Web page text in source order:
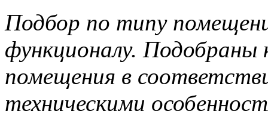
Подбор по типу
функционалу. Подобраны
помещения в
техническими